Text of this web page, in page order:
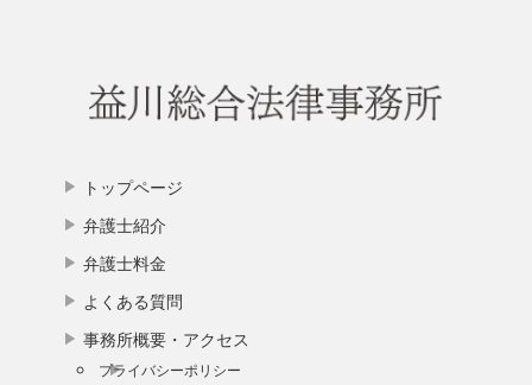
トップページ
弁護士紹介
弁護士料金
よくある質問
事務所概要・アクセス
プライバシーポリシー